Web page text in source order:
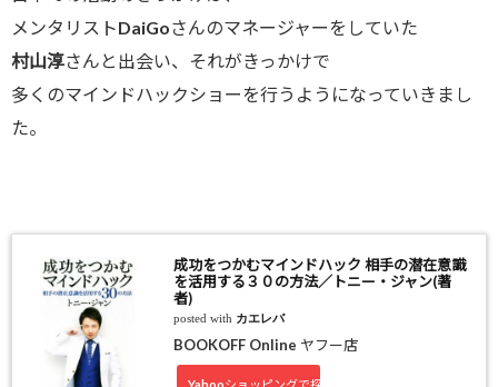
メンタリストDaiGoさんのマネージャーをしていた
村山淳さんと出会い、それがきっかけで
多くのマインドハックショーを行うようになっていきまし
た。
成功をつかむマインドハック 相手の潜在意識
を活用する３０の方法／トニー・ジャン(著
者)
posted with カエレバ
BOOKOFF Online ヤフー店